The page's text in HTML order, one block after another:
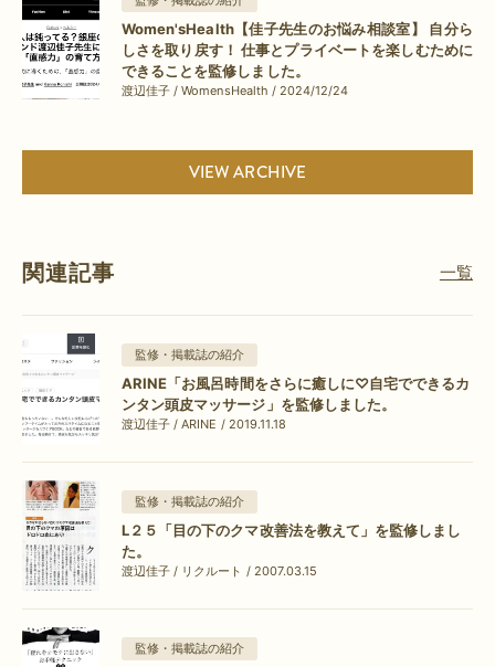
Women'sHealth【佳子先生のお悩み相談室】 自分ら
しさを取り戻す！ 仕事とプライベートを楽しむために
できることを監修しました。
渡辺佳子 / WomensHealth / 2024/12/24
VIEW ARCHIVE
関連記事 一覧
監修・掲載誌の紹介
ARINE「お風呂時間をさらに癒しに♡自宅でできるカ
ンタン頭皮マッサージ」を監修しました。
渡辺佳子 / ARINE / 2019.11.18
監修・掲載誌の紹介
L２５「目の下のクマ改善法を教えて」を監修しまし
た。
渡辺佳子 / リクルート / 2007.03.15
監修・掲載誌の紹介